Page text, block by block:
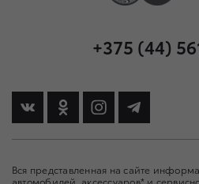
+375 (44)
Вся представленная на сайте
автомобилей, аксессуаров* и